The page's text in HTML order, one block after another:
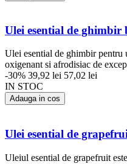
Ulei esential de ghimbir
Ulei esential de ghimbir
oxigenant si afrodisiac de
-30% 39,92 lei 57,02 lei
IN STOC
Adauga in cos
Ulei esential de
Uleiul esential de grapefruit